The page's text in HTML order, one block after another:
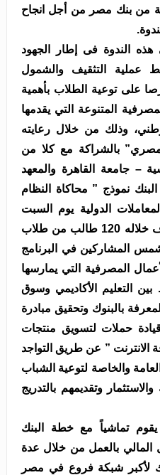
من بنك مصر من أجل انجاح
الندوة فى إطار الجهود
عملية التثقيف والشمول
على توعية الطلاب بأهمية
المتنوعة التي يقدمها
وذلك من خلال رعايته
بالشراكة مع كلا من
– جامعة القاهرة والمعهد
نموذج ” محاكاة النظام
الدولية يوم السبت
الموافق 14/4/2018، واستضاف خلاله 120 طالب من طلاب
المشاركين في البرنامج
المصرفية التي يمارسها
التعليم الأكاديمي وسوق
بالبنوك وتحقيق مبادرة
حملات لتسويق منتجات
الانترنت ” عن طريق التواجد
والخاصة لتوعية الشباب
وتقديمهم بالتدريج
تماشياً مع خطة البنك
المالي بالعمل من خلال عدة
لأكبر شبكة فروع في مصر